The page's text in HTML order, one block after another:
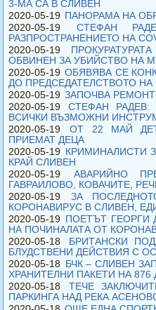
3-МА СА В СЛИВЕН
2020-05-19 ПАНОРАМА НА
2020-05-19
СТЕФАН
РАЗПРОСТРАНЕНИЕТО НА
2020-05-19
ОБВИНЕН ЗА УБИЙСТВО НА
2020-05-19 ОБЯВЯВА СЕ
ДО ПРЕДСЕДАТЕЛСТВОТО
2020-05-19 ЗАПОЧВА РЕМОНТ
2020-05-19
СТЕФАН
ВСИЧКИ ВЪЗМОЖНИ
2020-05-19
ОТ 22 МАЙ
ПРИЕМАТ ДЕЦА
2020-05-19 КРИМИНАЛИСТИ
КРАЙ СЛИВЕН
2020-05-19
АВАРИЙНО
ГАВРАИЛОВО, КОВАЧИТЕ,
2020-05-19
ЗА
КОРОНАВИРУС В СЛИВЕН,
2020-05-19 ПОЕТЪТ ГЕОРГИ
НА ПОЧИНАЛАТА ОТ
2020-05-18
БРИТАНСКИ
БЛУДСТВЕНИ ДЕЙСТВИЯ С
2020-05-18 БЧК – СЛИВЕН
ХРАНИТЕЛНИ ПАКЕТИ НА
2020-05-18
ТЕЧЕ
ПАРКИНГА НАД РЕКА